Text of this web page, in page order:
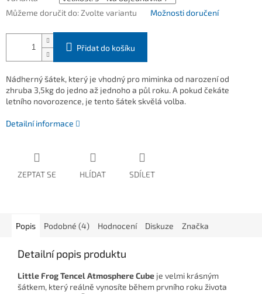
Můžeme doručit do: Zvolte variantu Možnosti doručení
Přidat do košíku
Nádherný šátek, který je vhodný pro miminka od narození od
zhruba 3,5kg do jedno až jednoho a půl roku. A pokud čekáte
letního novorozence, je tento šátek skvělá volba.
Detailní informace
ZEPTAT SE HLÍDAT SDÍLET
Popis Podobné (4) Hodnocení Diskuze Značka
Detailní popis produktu
Little Frog Tencel Atmosphere Cube je velmi krásným
šátkem, který reálně vynosíte během prvního roku života